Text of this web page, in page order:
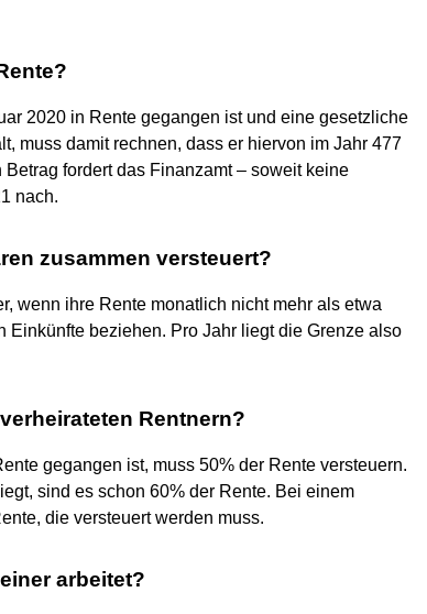
2020 in Rente gegangen ist und eine gesetzliche
muss damit rechnen, dass er hiervon im Jahr 477
fordert das Finanzamt – soweit keine
nach.
zusammen versteuert?
wenn ihre Rente monatlich nicht mehr als etwa
Einkünfte beziehen. Pro Jahr liegt die Grenze also
Rentnern?
gegangen ist, muss 50% der Rente versteuern.
sind es schon 60% der Rente. Bei einem
die versteuert werden muss.
arbeitet?